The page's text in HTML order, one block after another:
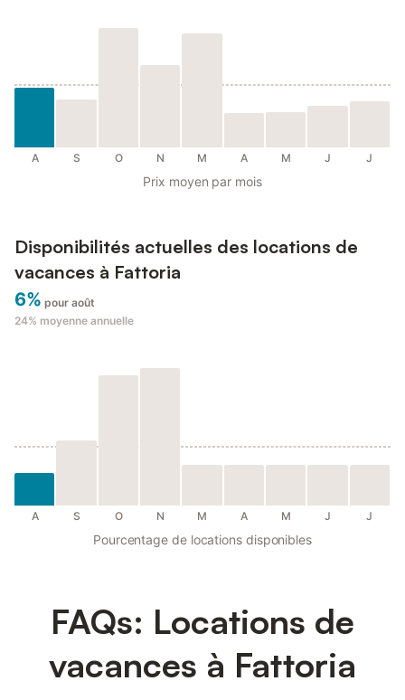
A S O N M A M J J
Prix moyen par mois
Disponibilités actuelles des locations de
vacances à Fattoria
6% pour août
24% moyenne annuelle
A S O N M A M J J
Pourcentage de locations disponibles
FAQs: Locations de
vacances à Fattoria